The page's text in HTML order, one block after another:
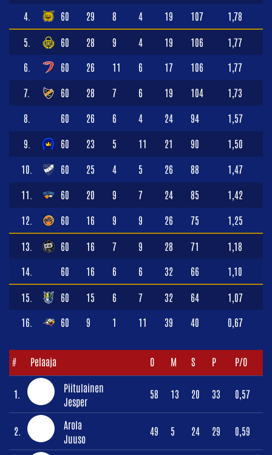
4. 60 29 8 4 19 107 1,78
5. 60 28 9 4 19 106 1,77
6. 60 26 11 6 17 106 1,77
7. 60 28 7 6 19 104 1,73
8. 60 26 6 4 24 94 1,57
9. 60 23 5 11 21 90 1,50
10. 60 25 4 5 26 88 1,47
11. 60 20 9 7 24 85 1,42
12. 60 16 9 9 26 75 1,25
13. 60 16 7 9 28 71 1,18
14. 60 16 6 6 32 66 1,10
15. 60 15 6 7 32 64 1,07
16. 60 9 1 11 39 40 0,67
# Pelaaja O M S P P/O
1.
Piitulainen
Jesper
58 13 20 33 0,57
2.
Arola
Juuso
49 5 24 29 0,59